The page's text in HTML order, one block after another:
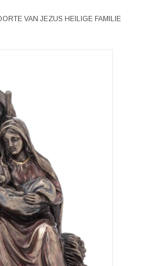
VAN JEZUS HEILIGE FAMILIE